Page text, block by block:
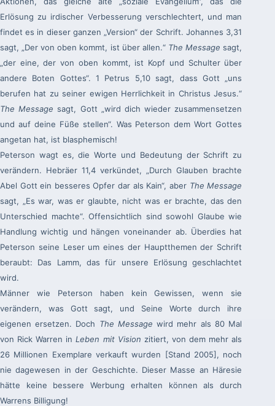
Erlösung zu irdischer Verbesserung verschlechtert, und man
findet es in dieser ganzen „Version“ der Schrift. Johannes 3,31
sagt, „Der von oben kommt, ist über allen.“ The Message sagt,
„der eine, der von oben kommt, ist Kopf und Schulter über
andere Boten Gottes“. 1 Petrus 5,10 sagt, dass Gott „uns
berufen hat zu seiner ewigen Herrlichkeit in Christus Jesus.“
The Message sagt, Gott „wird dich wieder zusammensetzen
und auf deine Füße stellen“. Was Peterson dem Wort Gottes
angetan hat, ist blasphemisch!
Peterson wagt es, die Worte und Bedeutung der Schrift zu
verändern. Hebräer 11,4 verkündet, „Durch Glauben brachte
Abel Gott ein besseres Opfer dar als Kain“, aber The Message
sagt, „Es war, was er glaubte, nicht was er brachte, das den
Unterschied machte“. Offensichtlich sind sowohl Glaube wie
Handlung wichtig und hängen voneinander ab. Überdies hat
Peterson seine Leser um eines der Hauptthemen der Schrift
beraubt: Das Lamm, das für unsere Erlösung geschlachtet
wird.
Männer wie Peterson haben kein Gewissen, wenn sie
verändern, was Gott sagt, und Seine Worte durch ihre
eigenen ersetzen. Doch The Message wird mehr als 80 Mal
von Rick Warren inLeben mit Vision zitiert, von dem mehr als
26 Millionen Exemplare verkauft wurden [Stand 2005], noch
nie dagewesen in der Geschichte. Dieser Masse an Häresie
hätte keine bessere Werbung erhalten können als durch
Warrens Billigung!